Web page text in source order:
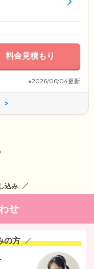
料金見積もり
※2026/06/04更新
込み
せ
の方